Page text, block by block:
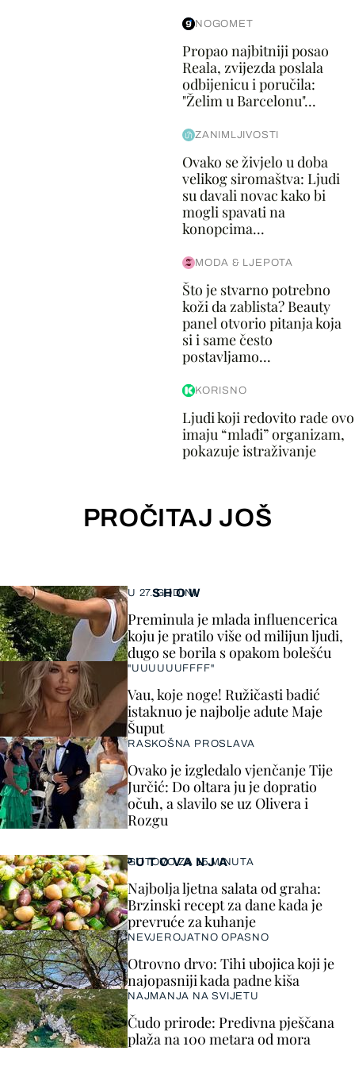
NOGOMET
Propao najbitniji posao
Reala, zvijezda poslala
odbijenicu i poručila:
"Želim u Barcelonu"...
ZANIMLJIVOSTI
Ovako se živjelo u doba
velikog siromaštva: Ljudi
su davali novac kako bi
mogli spavati na
konopcima...
MODA & LJEPOTA
Što je stvarno potrebno
koži da zablista? Beauty
panel otvorio pitanja koja
si i same često
postavljamo...
KORISNO
Ljudi koji redovito rade ovo
imaju “mlađi” organizam,
pokazuje istraživanje
PROČITAJ JOŠ
SHOW
U 27. GODINI
Preminula je mlada influencerica
koju je pratilo više od milijun ljudi,
dugo se borila s opakom bolešću
"UUUUUUFFFF"
Vau, koje noge! Ružičasti badić
istaknuo je najbolje adute Maje
Šuput
RASKOŠNA PROSLAVA
Ovako je izgledalo vjenčanje Tije
Jurčić: Do oltara ju je dopratio
očuh, a slavilo se uz Olivera i
Rozgu
PUTOVANJA
GOTOVO ZA 15 MINUTA
Najbolja ljetna salata od graha:
Brzinski recept za dane kada je
prevruće za kuhanje
NEVJEROJATNO OPASNO
Otrovno drvo: Tihi ubojica koji je
najopasniji kada padne kiša
NAJMANJA NA SVIJETU
Čudo prirode: Predivna pješčana
plaža na 100 metara od mora